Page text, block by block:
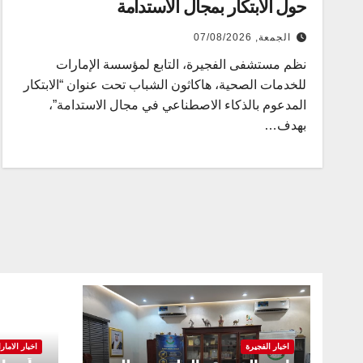
حول الابتكار بمجال الاستدامة
الجمعة, 07/08/2026
نظم مستشفى الفجيرة، التابع لمؤسسة الإمارات
للخدمات الصحية، هاكاثون الشباب تحت عنوان “الابتكار
المدعوم بالذكاء الاصطناعي في مجال الاستدامة”،
بهدف…
اخبار الفجيرة اخبار